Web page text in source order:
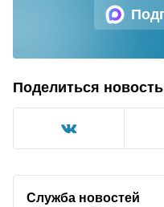
Поделиться
Служба новостей